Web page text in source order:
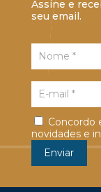
Assine e
seu email.
Concordo
novidades e